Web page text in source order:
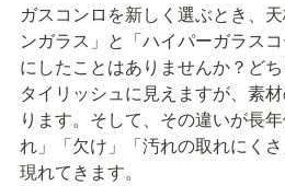
ガスコンロを新しく選ぶとき、
ンガラス」と「ハイパーガラス
にしたことはありませんか？ど
タイリッシュに見えますが、素
ります。そして、その違いが長
れ」「欠け」「汚れの取れにく
現れてきます。